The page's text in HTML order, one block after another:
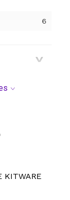
6
KITWARE